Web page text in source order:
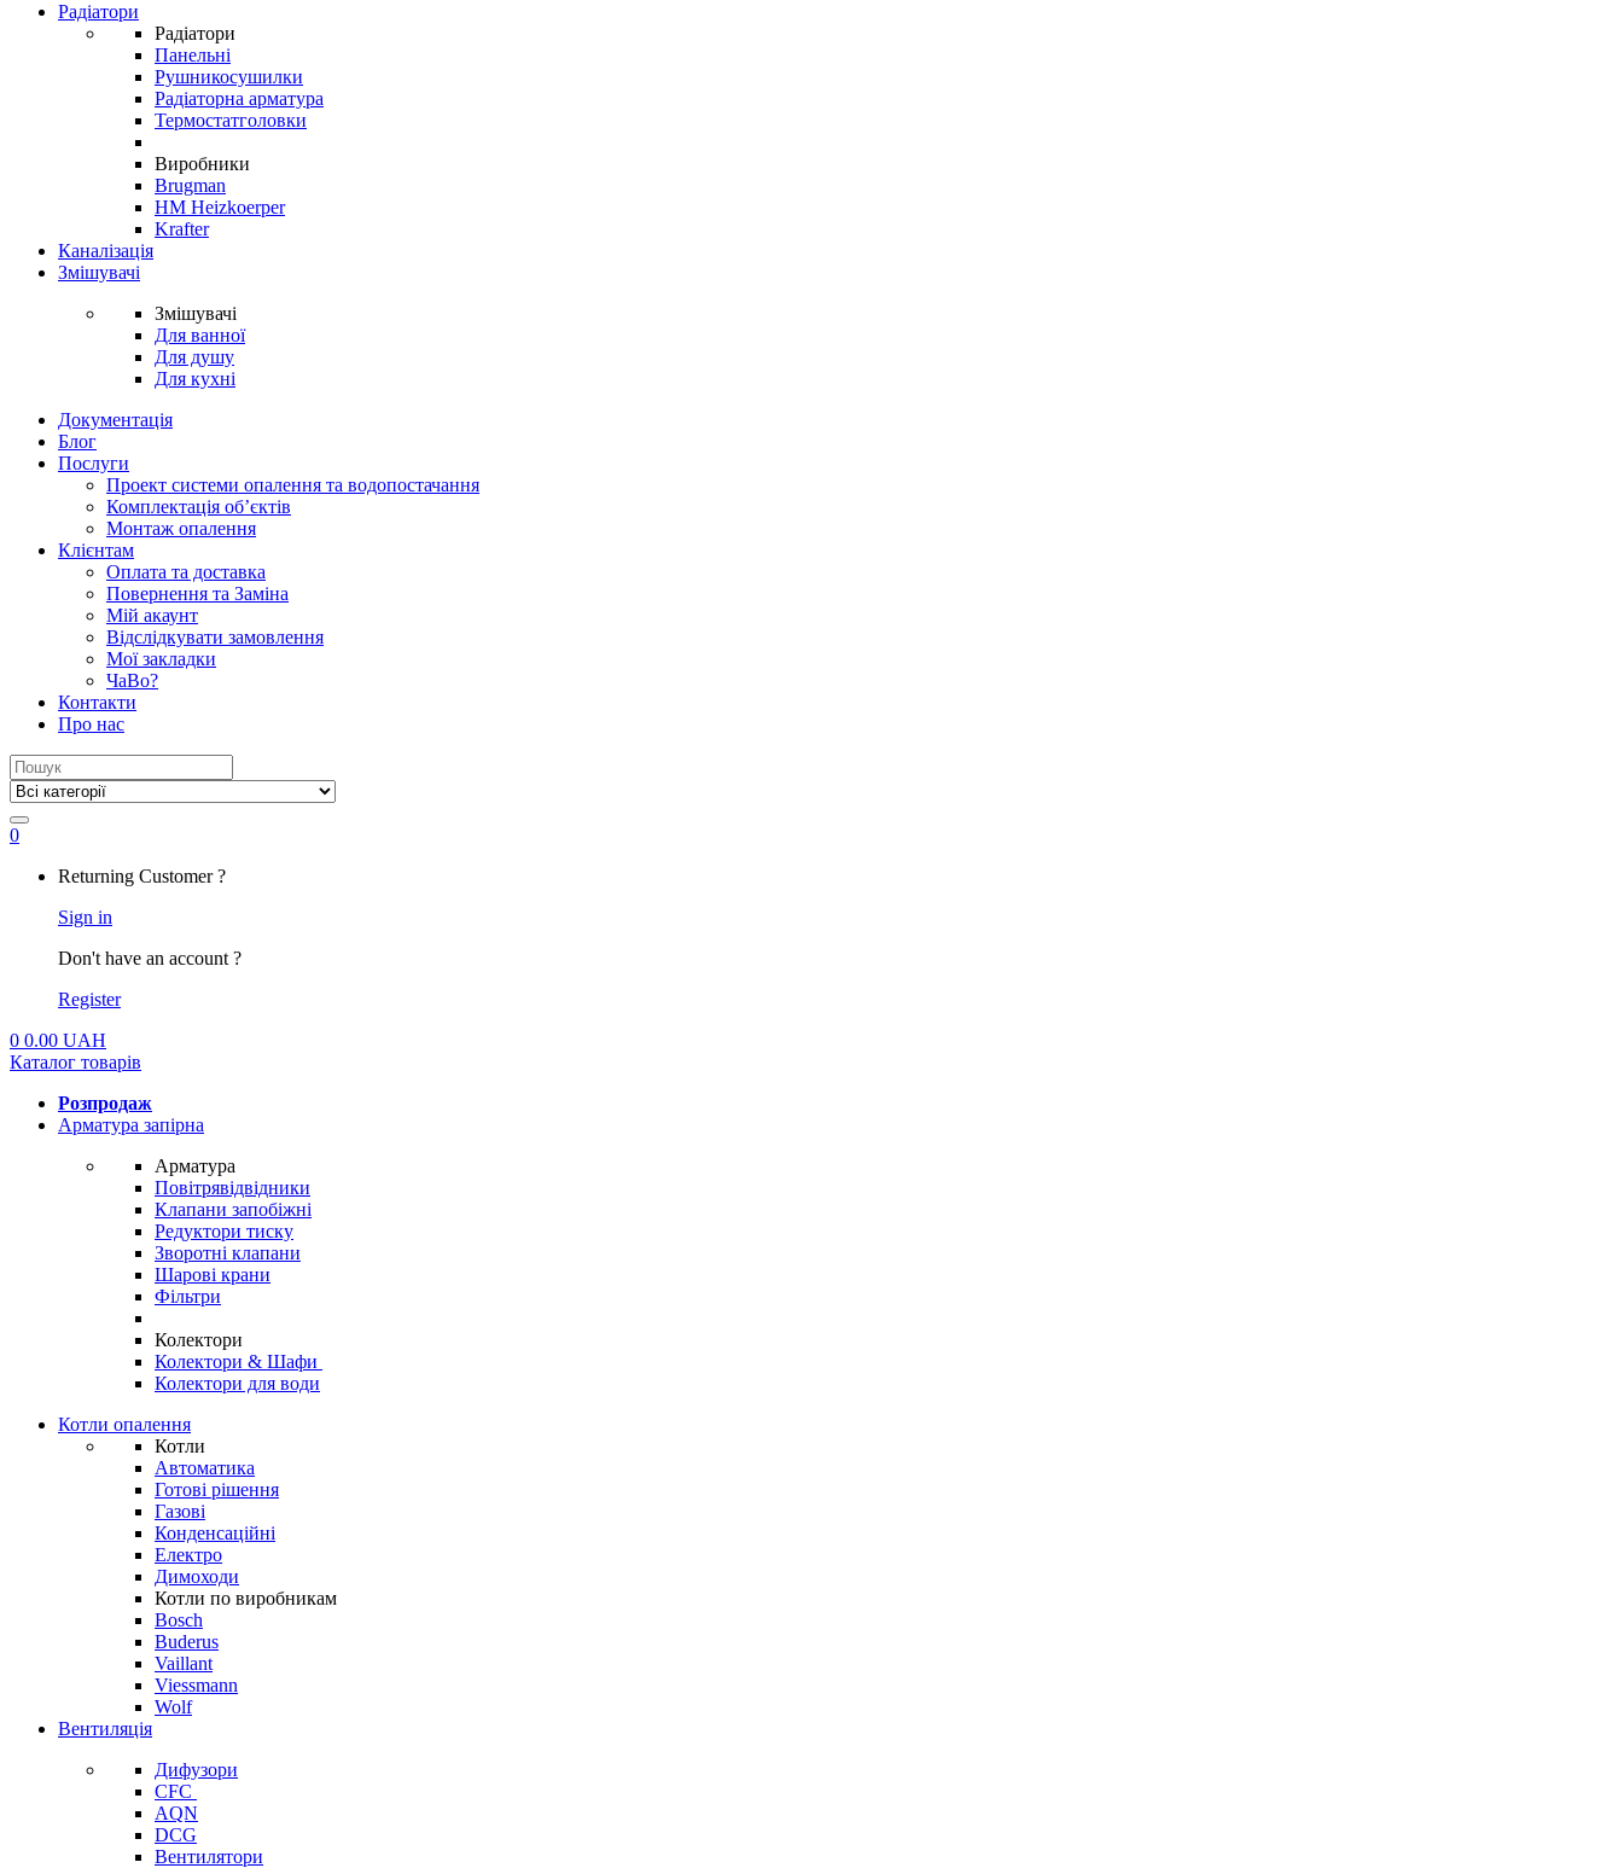
Радіатори
Радіатори
Панельні
Рушникосушилки
Радіаторна арматура
Термостатголовки
Виробники
Brugman
HM Heizkoerper
Krafter
Каналізація
Змішувачі
Змішувачі
Для ванної
Для душу
Для кухні
Документація
Блог
Послуги
Проект системи опалення та водопостачання
Комплектація об’єктів
Монтаж опалення
Клієнтам
Оплата та доставка
Повернення та Заміна
Мій акаунт
Відслідкувати замовлення
Мої закладки
ЧаВо?
Контакти
Про нас
Search
for:
0
Returning Customer ?
Sign in
Don't have an account ?
Register
0 0.00 UAH
Каталог товарів
Розпродаж
Арматура запірна
Арматура
Повітрявідвідники
Клапани запобіжні
Редуктори тиску
Зворотні клапани
Шарові крани
Фільтри
Колектори
Колектори & Шафи
Колектори для води
Котли опалення
Котли
Автоматика
Готові рішення
Газові
Конденсаційні
Електро
Димоходи
Котли по виробникам
Bosch
Buderus
Vaillant
Viessmann
Wolf
Вентиляція
Дифузори
CFC
AQN
DCG
Вентилятори